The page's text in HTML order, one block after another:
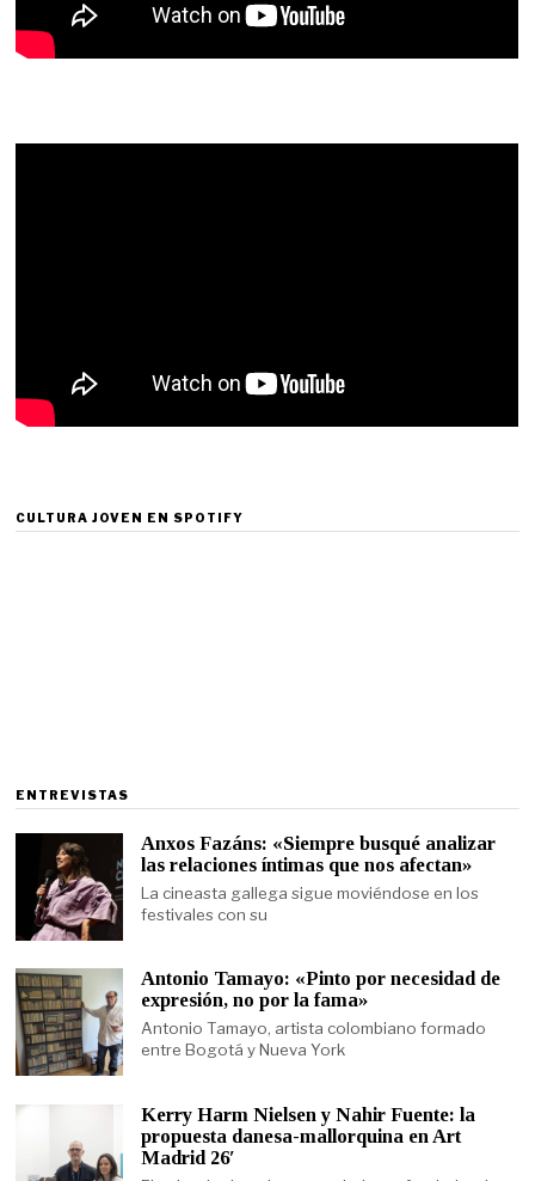
CULTURA JOVEN EN SPOTIFY
ENTREVISTAS
Anxos Fazáns: «Siempre busqué analizar
las relaciones íntimas que nos afectan»
La cineasta gallega sigue moviéndose en los
festivales con su
Antonio Tamayo: «Pinto por necesidad de
expresión, no por la fama»
Antonio Tamayo, artista colombiano formado
entre Bogotá y Nueva York
Kerry Harm Nielsen y Nahir Fuente: la
propuesta danesa-mallorquina en Art
Madrid 26′